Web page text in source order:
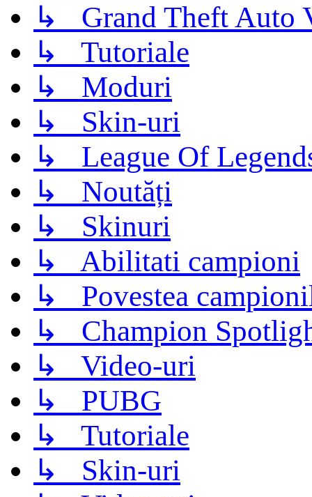
↳ Grand Theft Auto
↳ Tutoriale
↳ Moduri
↳ Skin-uri
↳ League Of
↳ Noutăți
↳ Skinuri
↳ Abilitati campioni
↳ Povestea
↳ Champion
↳ Video-uri
↳ PUBG
↳ Tutoriale
↳ Skin-uri